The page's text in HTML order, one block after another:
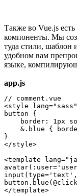
Также во Vue.js
компоненты. Мы
туда стили, шаблон
удобном вам
языке,
app.js
// comment.vue
<style
button {
border: 1px
&.blue {
}
</style>
<template
input(type='text',
</template>